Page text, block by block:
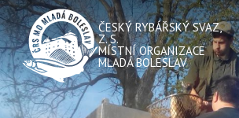
ČESKÝ RYBÁŘSKÝ SVAZ,
Z. S.
MÍSTNÍ ORGANIZACE
MLADÁ BOLESLAV